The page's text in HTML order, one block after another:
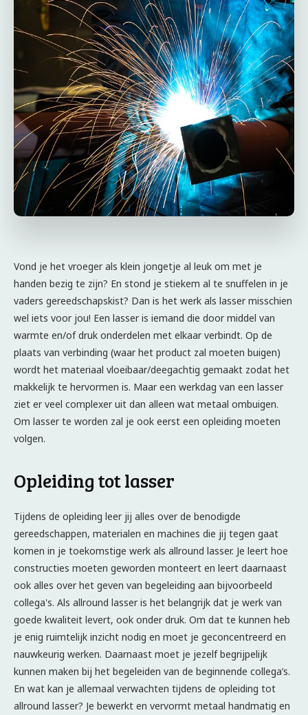
Vond je het vroeger als klein jongetje al leuk om met je
handen bezig te zijn? En stond je stiekem al te snuffelen in je
vaders gereedschapskist? Dan is het werk als lasser misschien
wel iets voor jou! Een lasser is iemand die door middel van
warmte en/of druk onderdelen met elkaar verbindt. Op de
plaats van verbinding (waar het product zal moeten buigen)
wordt het materiaal vloeibaar/deegachtig gemaakt zodat het
makkelijk te hervormen is. Maar een werkdag van een lasser
ziet er veel complexer uit dan alleen wat metaal ombuigen.
Om lasser te worden zal je ook eerst een opleiding moeten
volgen.
Opleiding tot lasser
Tijdens de opleiding leer jij alles over de benodigde
gereedschappen, materialen en machines die jij tegen gaat
komen in je toekomstige werk als allround lasser. Je leert hoe
constructies moeten geworden monteert en leert daarnaast
ook alles over het geven van begeleiding aan bijvoorbeeld
collega's. Als allround lasser is het belangrijk dat je werk van
goede kwaliteit levert, ook onder druk. Om dat te kunnen heb
je enig ruimtelijk inzicht nodig en moet je geconcentreerd en
nauwkeurig werken. Daarnaast moet je jezelf begrijpelijk
kunnen maken bij het begeleiden van de beginnende collega’s.
En wat kan je allemaal verwachten tijdens de opleiding tot
allround lasser? Je bewerkt en vervormt metaal handmatig en